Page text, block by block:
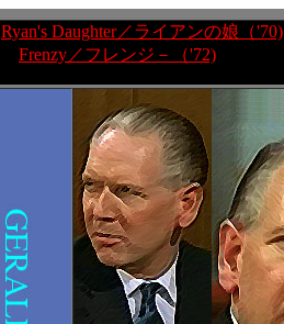
Ryan's Daughter／ライアンの娘（'70)
Frenzy／フレンジ－（'72)